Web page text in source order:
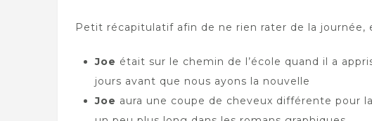
Petit récapitulatif afin de ne rien rater de la journée,
Joe était sur le chemin de l’école quand il a
jours avant que nous ayons la nouvelle
Joe aura une coupe de cheveux différente pour